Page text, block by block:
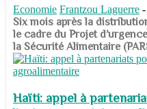
Economie Frantzou Laguerre -
​​​​​​​Six mois après la
le cadre du Projet
la Sécurité Alimentaire
Haïti: appel à